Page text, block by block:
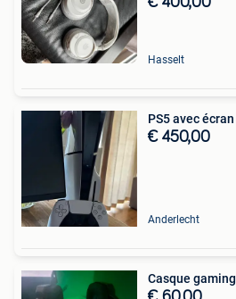
Hasselt
PS5 avec écran
€ 450,00
Anderlecht
Casque gaming